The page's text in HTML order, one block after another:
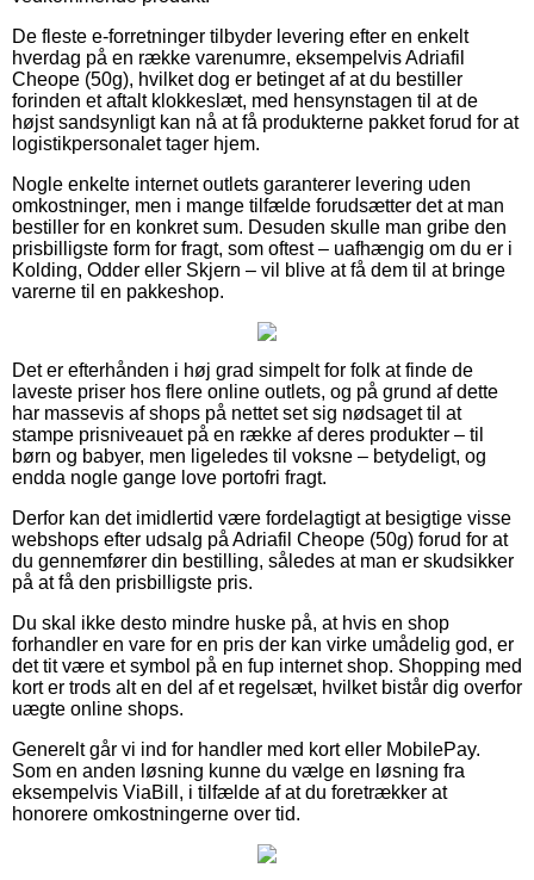
De fleste e-forretninger tilbyder levering efter en enkelt
hverdag på en række varenumre, eksempelvis Adriafil
Cheope (50g), hvilket dog er betinget af at du bestiller
forinden et aftalt klokkeslæt, med hensynstagen til at de
højst sandsynligt kan nå at få produkterne pakket forud for at
logistikpersonalet tager hjem.
Nogle enkelte internet outlets garanterer levering uden
omkostninger, men i mange tilfælde forudsætter det at man
bestiller for en konkret sum. Desuden skulle man gribe den
prisbilligste form for fragt, som oftest – uafhængig om du er i
Kolding, Odder eller Skjern – vil blive at få dem til at bringe
varerne til en pakkeshop.
Det er efterhånden i høj grad simpelt for folk at finde de
laveste priser hos flere online outlets, og på grund af dette
har massevis af shops på nettet set sig nødsaget til at
stampe prisniveauet på en række af deres produkter – til
børn og babyer, men ligeledes til voksne – betydeligt, og
endda nogle gange love portofri fragt.
Derfor kan det imidlertid være fordelagtigt at besigtige visse
webshops efter udsalg på Adriafil Cheope (50g) forud for at
du gennemfører din bestilling, således at man er skudsikker
på at få den prisbilligste pris.
Du skal ikke desto mindre huske på, at hvis en shop
forhandler en vare for en pris der kan virke umådelig god, er
det tit være et symbol på en fup internet shop. Shopping med
kort er trods alt en del af et regelsæt, hvilket bistår dig overfor
uægte online shops.
Generelt går vi ind for handler med kort eller MobilePay.
Som en anden løsning kunne du vælge en løsning fra
eksempelvis ViaBill, i tilfælde af at du foretrækker at
honorere omkostningerne over tid.